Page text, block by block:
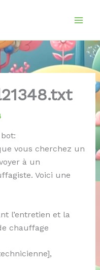
vous cherchez un
à un
Voici une
l’entretien et la
chauffage